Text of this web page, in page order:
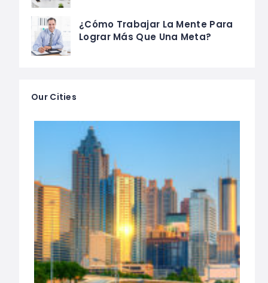
¿Cómo Trabajar La Mente Para
Lograr Más Que Una Meta?
Our Cities